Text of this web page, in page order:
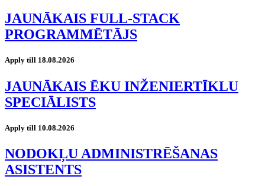
JAUNĀKAIS FULL-STACK
PROGRAMMĒTĀJS
Apply till 18.08.2026
JAUNĀKAIS ĒKU INŽENIERTĪKLU
SPECIĀLISTS
Apply till 10.08.2026
NODOKĻU ADMINISTRĒŠANAS
ASISTENTS